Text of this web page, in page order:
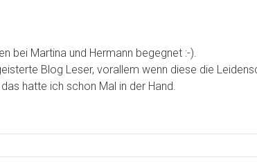
bei Martina und Hermann begegnet :-).
Blog Leser, vorallem wenn diese die
hatte ich schon Mal in der Hand.